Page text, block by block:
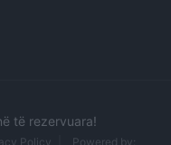
të rezervuara!
Policy Powered by: